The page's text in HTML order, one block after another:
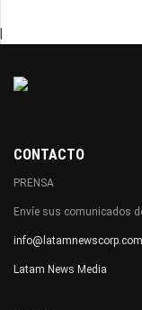
CONTACTO
PRENSA
Envíe sus comunicados
info@latamnewscorp.com
Latam News Media